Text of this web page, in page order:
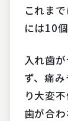
これま
には10
入れ歯
ず、痛
り大変
歯が合